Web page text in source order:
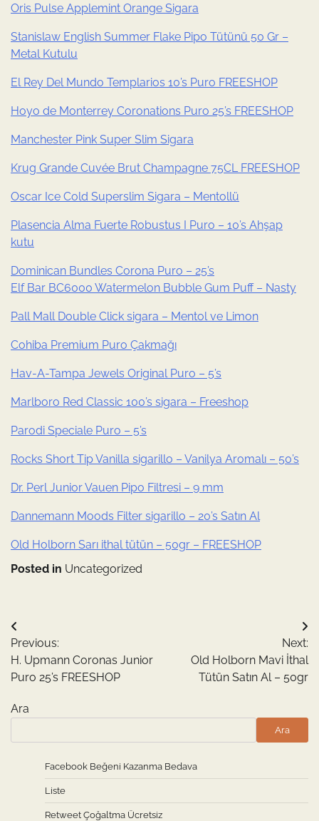
Oris Pulse Applemint Orange Sigara
Stanislaw English Summer Flake Pipo Tütünü 50 Gr –
Metal Kutulu
El Rey Del Mundo Templarios 10’s Puro FREESHOP
Hoyo de Monterrey Coronations Puro 25’s FREESHOP
Manchester Pink Super Slim Sigara
Krug Grande Cuvée Brut Champagne 75CL FREESHOP
Oscar Ice Cold Superslim Sigara – Mentollü
Plasencia Alma Fuerte Robustus I Puro – 10’s Ahşap
kutu
Dominican Bundles Corona Puro – 25’s
Elf Bar BC6000 Watermelon Bubble Gum Puff – Nasty
Pall Mall Double Click sigara – Mentol ve Limon
Cohiba Premium Puro Çakmağı
Hav-A-Tampa Jewels Original Puro – 5’s
Marlboro Red Classic 100’s sigara – Freeshop
Parodi Speciale Puro – 5’s
Rocks Short Tip Vanilla sigarillo – Vanilya Aromalı – 50’s
Dr. Perl Junior Vauen Pipo Filtresi – 9 mm
Dannemann Moods Filter sigarillo – 20’s Satın Al
Old Holborn Sarı ithal tütün – 50gr – FREESHOP
Posted in Uncategorized
Yazı
gezinmesi
Previous:
H. Upmann Coronas Junior
Puro 25’s FREESHOP
Next:
Old Holborn Mavi İthal
Tütün Satın Al – 50gr
Ara
Ara
Facebook Beğeni Kazanma Bedava
Liste
Retweet Çoğaltma Ücretsiz